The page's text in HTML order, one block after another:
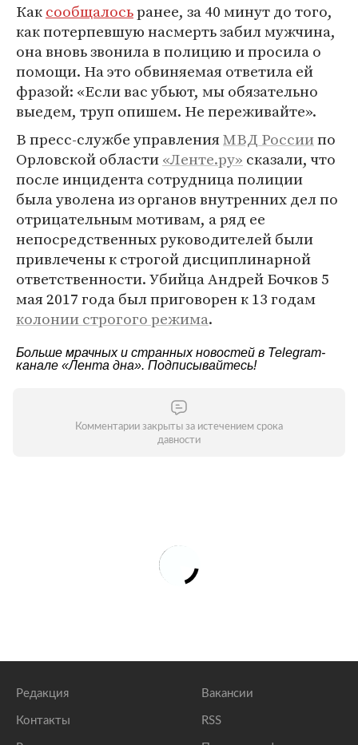
Каксообщалосьранее, за 40 минут до того,
как потерпевшую насмерть забил мужчина,
она вновь звонила в полицию и просила о
помощи. На это обвиняемая ответила ей
фразой: «Если вас убьют, мы обязательно
выедем, труп опишем. Не переживайте».
В пресс-службе управленияМВД Россиипо
Орловской области«Ленте.ру» сказали, что
после инцидента сотрудница полиции
была уволена из органов внутренних дел по
отрицательным мотивам, а ряд ее
непосредственных руководителей были
привлечены к строгой дисциплинарной
ответственности. Убийца Андрей Бочков 5
мая 2017 года был приговорен к 13 годам
колонии строгого режима.
Больше мрачных и странных новостей в Telegram-
канале «Лента дна». Подписывайтесь!
Комментарии закрыты за истечением срока
давности
Редакция
Контакты
Вакансии
RSS